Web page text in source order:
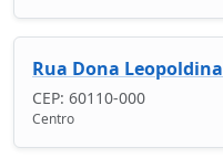
Rua Dona Leopoldina
CEP: 60110-000
Centro